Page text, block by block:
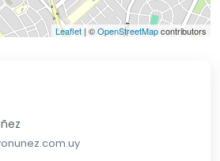
Leaflet | ©OpenStreetMapcontributors